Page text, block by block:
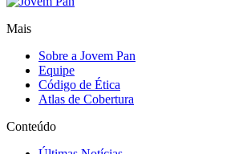
Mais
Sobre a Jovem Pan
Equipe
Código de Ética
Atlas de Cobertura
Conteúdo